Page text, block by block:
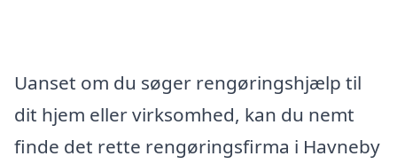
Uanset om du søger rengøringshjælp til
dit hjem eller virksomhed, kan du nemt
finde det rette rengøringsfirma i Havneby